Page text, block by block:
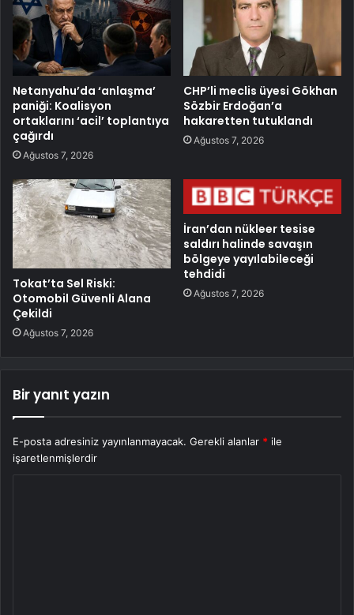
Netanyahu’da ‘anlaşma’
paniği: Koalisyon
ortaklarını ‘acil’ toplantıya
çağırdı
Ağustos 7, 2026
CHP’li meclis üyesi Gökhan
Sözbir Erdoğan’a
hakaretten tutuklandı
Ağustos 7, 2026
Tokat’ta Sel Riski:
Otomobil Güvenli Alana
Çekildi
Ağustos 7, 2026
İran’dan nükleer tesise
saldırı halinde savaşın
bölgeye yayılabileceği
tehdidi
Ağustos 7, 2026
Bir yanıt yazın
E-posta adresiniz yayınlanmayacak. Gerekli alanlar * ile
işaretlenmişlerdir